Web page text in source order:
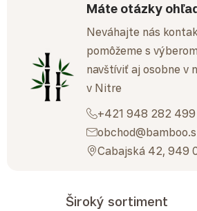
Máte otázky
Neváhajte nás
pomôžeme s
navštíviť aj osobne v
v Nitre
+421 948 282 499
Cabajská 42, 949
Široký sortiment